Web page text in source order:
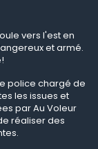
vers l'est en
et armé.
police chargé de
les issues et
par Au Voleur
réaliser des